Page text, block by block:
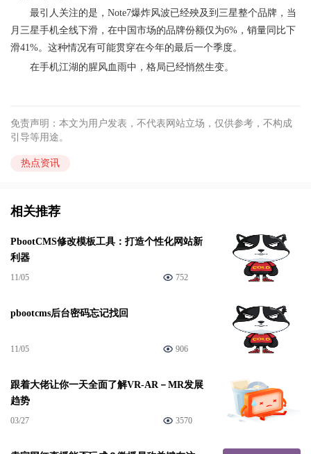
最引人关注的是，Note7爆炸风波已经殃及到三星整个品牌，当
月三星手机全线下滑，在中国市场的品牌份额仅为6%，销量同比下
滑41%。这种情况有可能贯穿在今年的最后一个季度。
在手机江湖的腥风血雨中，格局已经悄然生变。
免责声明：本文为用户发表，不代表网站立场，仅供参考，不构成
引导等用途。
热点资讯
相关推荐
PbootCMS修改模板工具：打造个性化网站新
利器
11/05 752
pbootcms后台密码忘记找回
11/05 906
跟着大佬让你一天全面了解VR-AR－MR发展
趋势
03/27 3570